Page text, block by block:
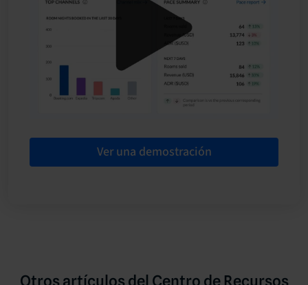
Ver una demostración
Otros artículos del Centro de Recursos